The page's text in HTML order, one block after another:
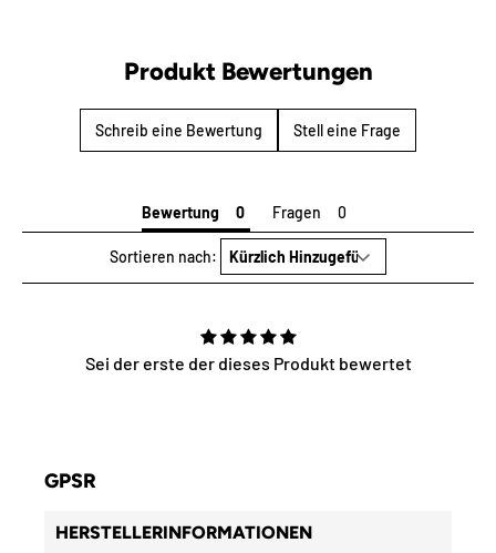
Produkt Bewertungen
Schreib eine Bewertung Stell eine Frage
Bewertung Fragen
Sortieren nach:
Sei der erste der dieses Produkt bewertet
GPSR
HERSTELLERINFORMATIONEN
Reviews